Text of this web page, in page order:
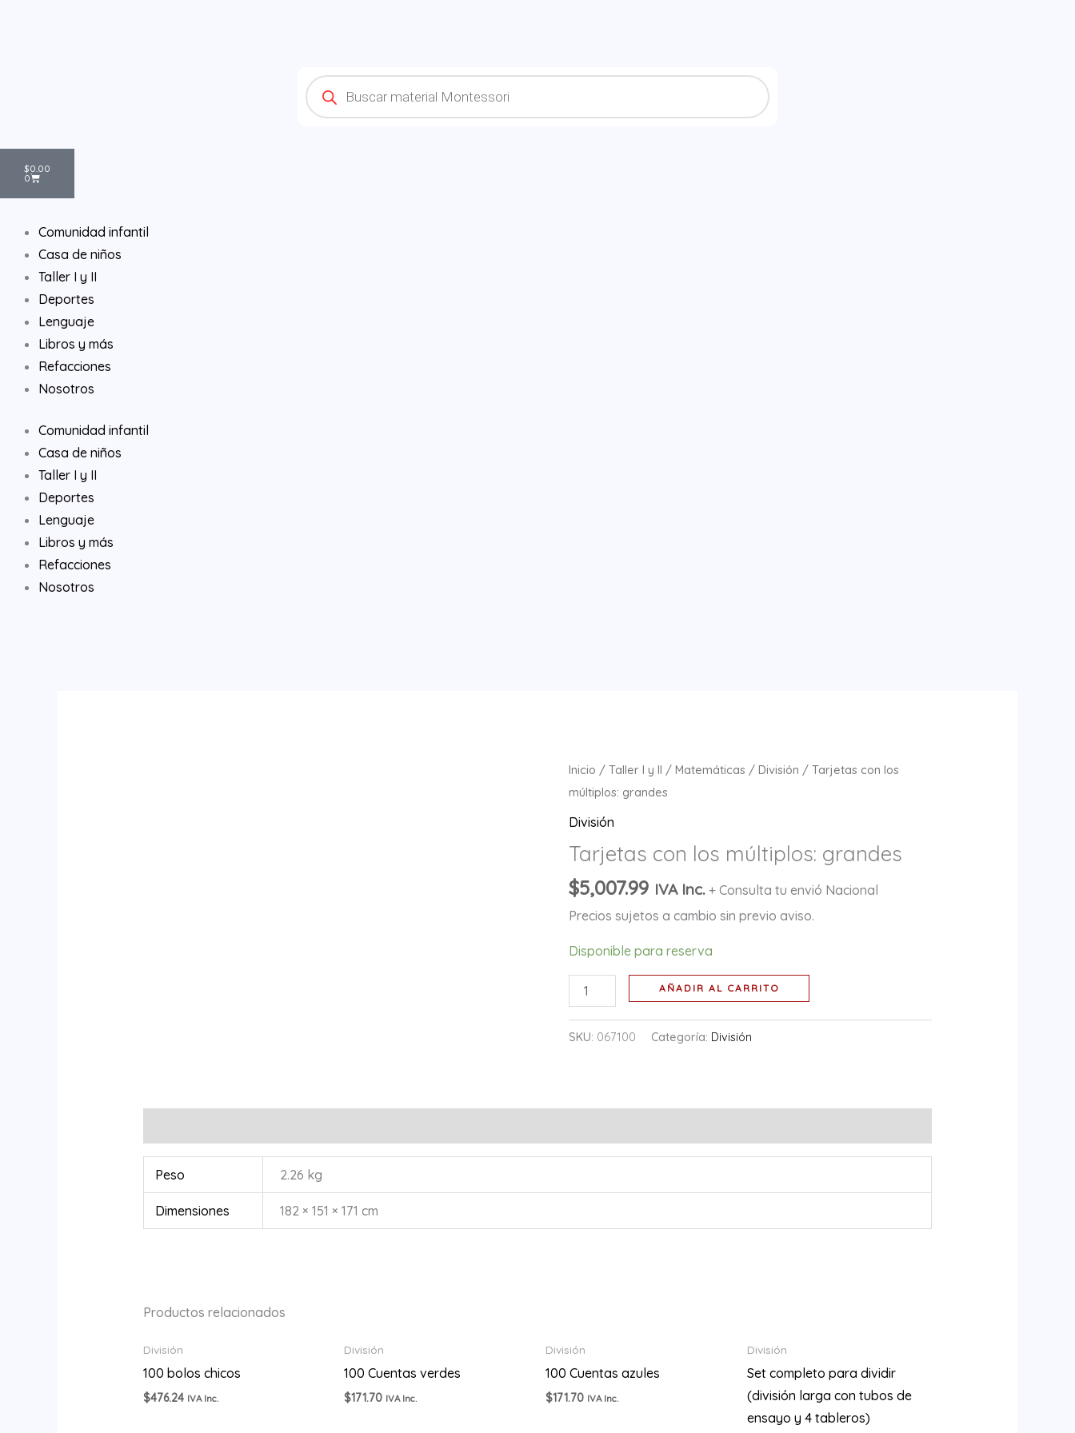
Products
search
$0.00
0
Cart
Comunidad infantil
Casa de niños
Taller I y II
Deportes
Lenguaje
Libros y más
Refacciones
Nosotros
Comunidad infantil
Casa de niños
Taller I y II
Deportes
Lenguaje
Libros y más
Refacciones
Nosotros
Inicio /Taller I y II /Matemáticas /División / Tarjetas con los
múltiplos: grandes
División
Tarjetas con los múltiplos: grandes
$5,007.99 IVA Inc. + Consulta tu envió Nacional
Precios sujetos a cambio sin previo aviso.
Disponible para reserva
Tarjetas
con
los
grandes
cantidad
AÑADIR AL CARRITO
SKU: 067100 Categoría: División
Peso 2.26 kg
Dimensiones 182 × 151 × 171 cm
Productos relacionados
División
100 bolos chicos
$476.24 IVA Inc.
División
100 Cuentas verdes
$171.70 IVA Inc.
División
100 Cuentas azules
$171.70 IVA Inc.
División
Set completo para dividir
(división larga con tubos de
ensayo y 4 tableros)